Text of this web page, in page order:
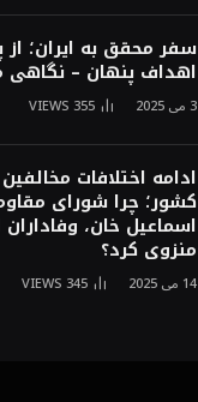
سفر محقق به ایران؛
اهداف پنهان – نگاهی
3 می 2025 355
VIEWS
ادامه اختلافات
کشور؛ چرا شورای
اسماعیل خان،
منزوی کرد؟
14 می 2025 345
VIEWS